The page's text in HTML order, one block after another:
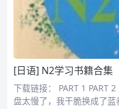
[日语] N2学习书籍合集
下载链接： PART 1 PART
盘太慢了，我干脆换成了蓝